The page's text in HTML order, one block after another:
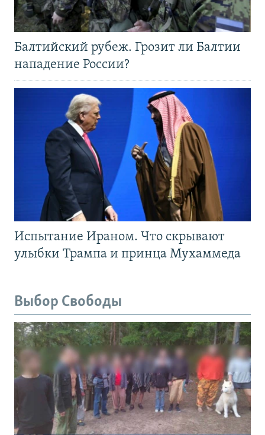
Балтийский рубеж. Грозит ли Балтии
нападение России?
Испытание Ираном. Что скрывают
улыбки Трампа и принца Мухаммеда
Выбор Свободы